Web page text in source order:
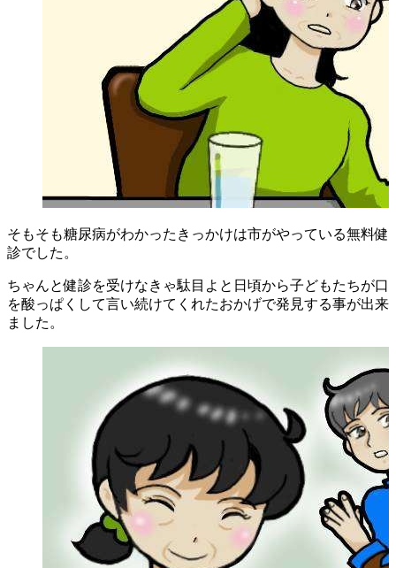
そもそも糖尿病がわかったきっかけは市がやっている無料健
診でした。
ちゃんと健診を受けなきゃ駄目よと日頃から子どもたちが口
を酸っぱくして言い続けてくれたおかげで発見する事が出来
ました。